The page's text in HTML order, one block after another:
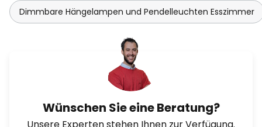
Dimmbare Hängelampen und Pendelleuchten Esszimmer
Wünschen Sie eine Beratung?